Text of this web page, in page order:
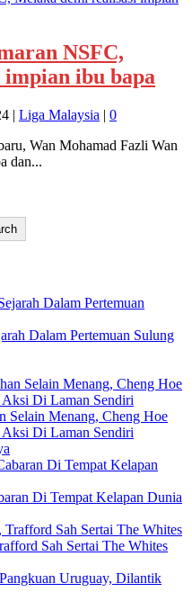
NSFC,
ibu bapa
| Liga Malaysia | 0
Wan Mohamad Fazli Wan
dan...
Dalam Pertemuan Sulung
Selain Menang, Cheng Hoe
Di Laman Sendiri
Di Tempat Kelapan Dunia
Sah Sertai The Whites